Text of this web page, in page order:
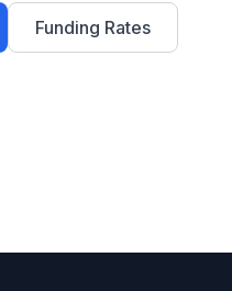
Funding Rates